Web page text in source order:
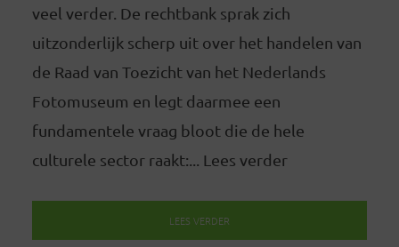
veel verder. De rechtbank sprak zich
uitzonderlijk scherp uit over het handelen van
de Raad van Toezicht van het Nederlands
Fotomuseum en legt daarmee een
fundamentele vraag bloot die de hele
culturele sector raakt:... Lees verder
LEES VERDER